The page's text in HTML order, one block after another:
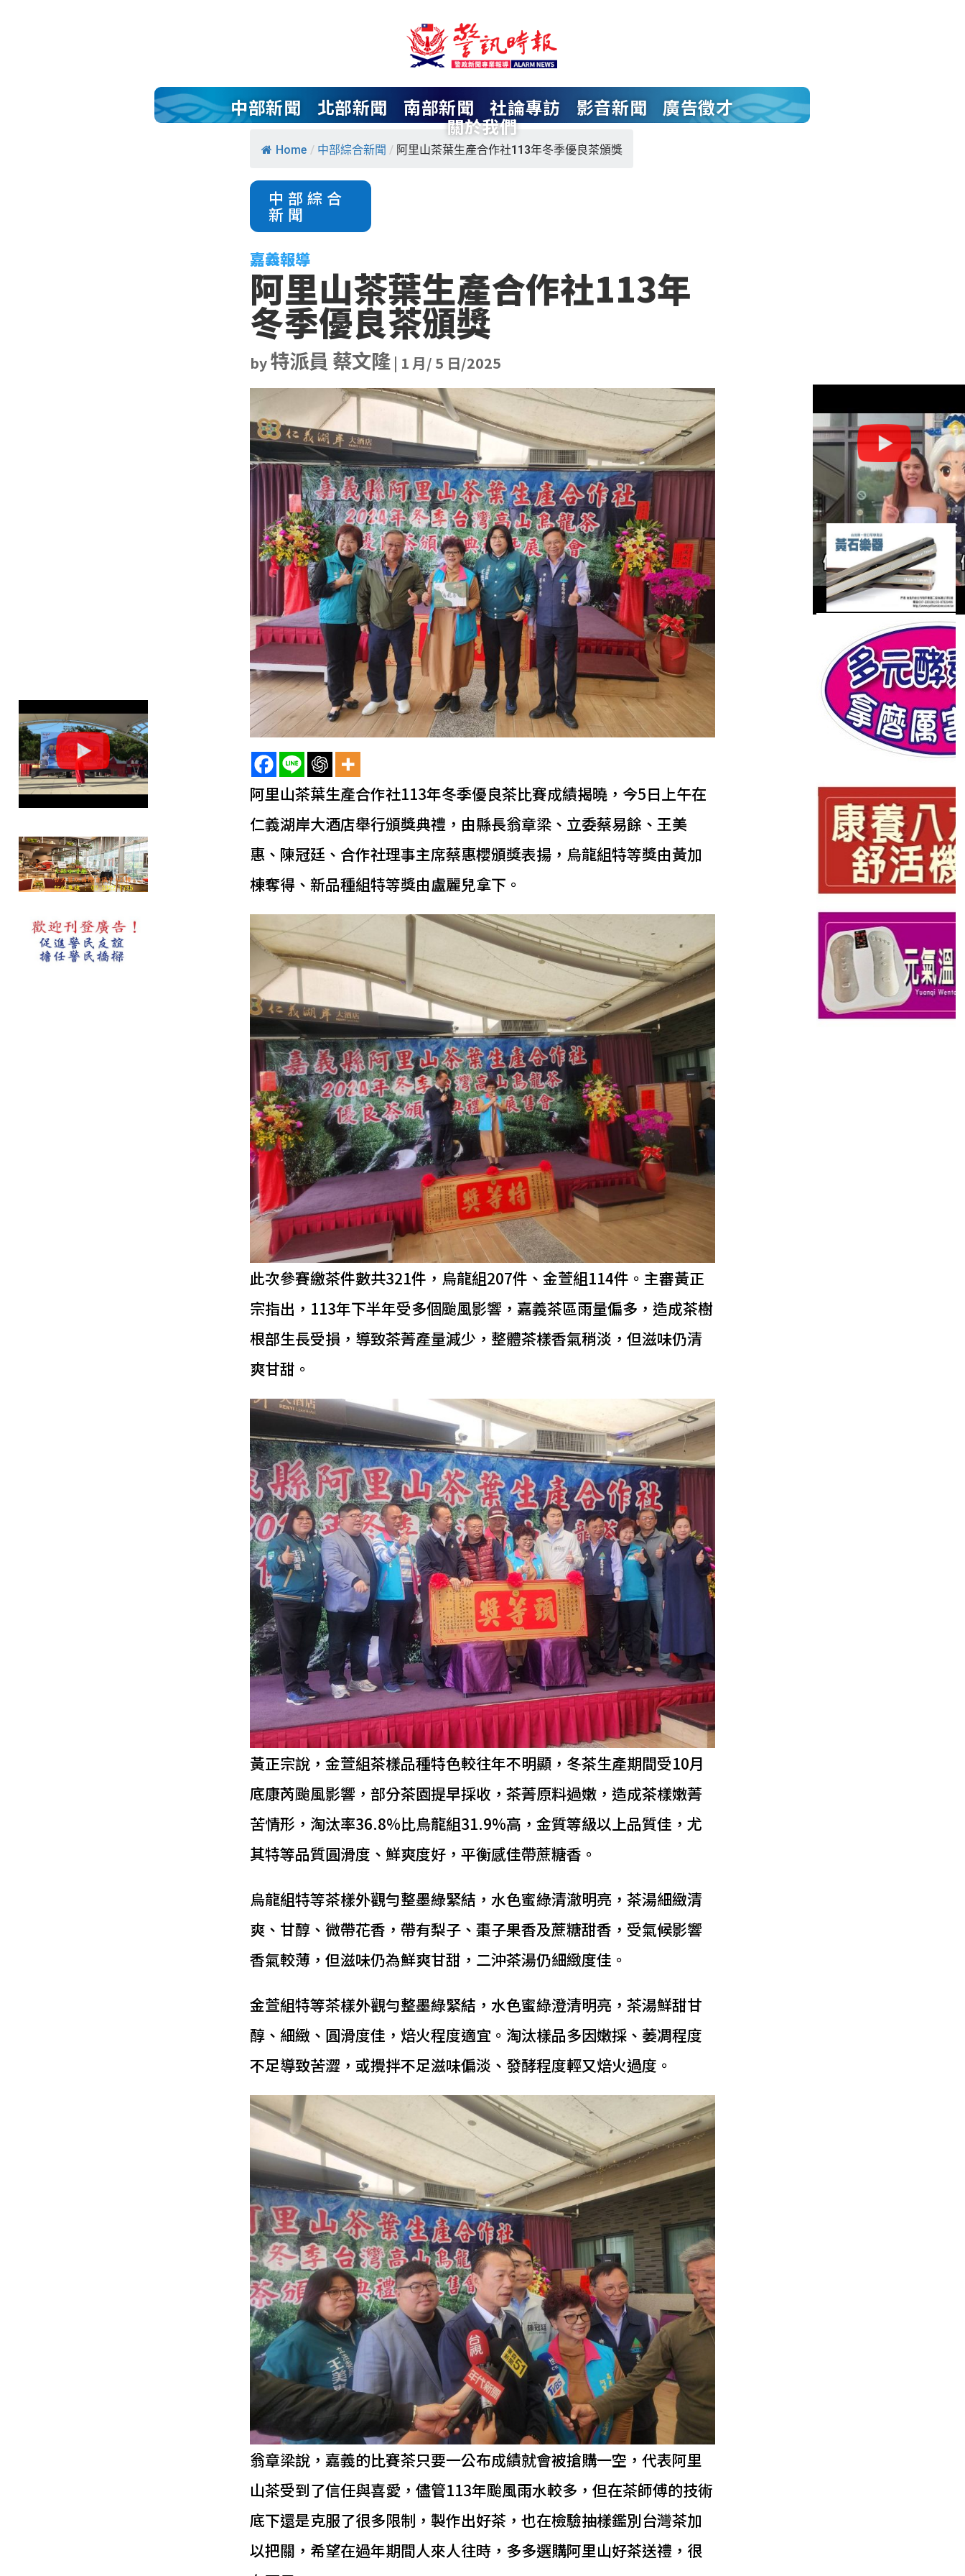
中部新聞 北部新聞 南部新聞 社論專訪 影音新聞 廣告徵才
關於我們
Home / 中部綜合新聞 / 阿里山茶葉生產合作社113年冬季優良茶頒獎
中部綜合
新聞
嘉義報導
阿里山茶葉生產合作社113年
冬季優良茶頒獎
by特派員 蔡文隆 | 1 月/ 5 日/2025
阿里山茶葉生產合作社113年冬季優良茶比賽成績揭曉，今5日上午在
仁義湖岸大酒店舉行頒獎典禮，由縣長翁章梁、立委蔡易餘、王美
惠、陳冠廷、合作社理事主席蔡惠櫻頒獎表揚，烏龍組特等獎由黃加
棟奪得、新品種組特等獎由盧麗兒拿下。
此次參賽繳茶件數共321件，烏龍組207件、金萱組114件。主審黃正
宗指出，113年下半年受多個颱風影響，嘉義茶區雨量偏多，造成茶樹
根部生長受損，導致茶菁產量減少，整體茶樣香氣稍淡，但滋味仍清
爽甘甜。
黃正宗說，金萱組茶樣品種特色較往年不明顯，冬茶生產期間受10月
底康芮颱風影響，部分茶園提早採收，茶菁原料過嫩，造成茶樣嫩菁
苦情形，淘汰率36.8%比烏龍組31.9%高，金質等級以上品質佳，尤
其特等品質圓滑度、鮮爽度好，平衡感佳帶蔗糖香。
烏龍組特等茶樣外觀勻整墨綠緊結，水色蜜綠清澈明亮，茶湯細緻清
爽、甘醇、微帶花香，帶有梨子、棗子果香及蔗糖甜香，受氣候影響
香氣較薄，但滋味仍為鮮爽甘甜，二沖茶湯仍細緻度佳。
金萱組特等茶樣外觀勻整墨綠緊結，水色蜜綠澄清明亮，茶湯鮮甜甘
醇、細緻、圓滑度佳，焙火程度適宜。淘汰樣品多因嫩採、萎凋程度
不足導致苦澀，或攪拌不足滋味偏淡、發酵程度輕又焙火過度。
翁章梁說，嘉義的比賽茶只要一公布成績就會被搶購一空，代表阿里
山茶受到了信任與喜愛，儘管113年颱風雨水較多，但在茶師傅的技術
底下還是克服了很多限制，製作出好茶，也在檢驗抽樣鑑別台灣茶加
以把關，希望在過年期間人來人往時，多多選購阿里山好茶送禮，很